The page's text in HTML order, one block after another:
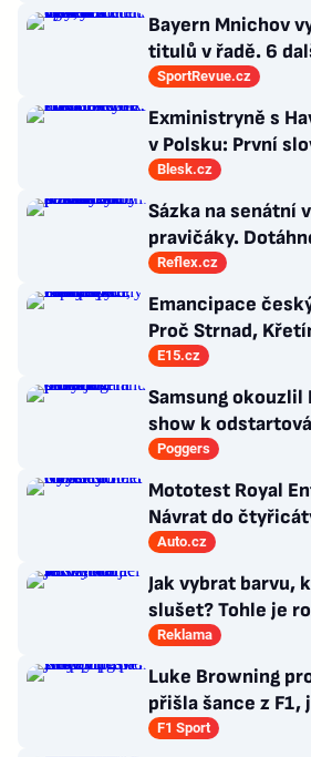
Bayern Mnichov
titulů v řadě. 6
zvládlo také,
SportRevue.cz
Exministryně s
v Polsku: První
Havránkové!
Blesk.cz
Sázka na senátní
pravičáky.
hnutím Naše
politiky?
Reflex.cz
Emancipace
Proč Strnad,
nakupují západní
E15.cz
Samsung okouzlil
show k
nových produktů
Poggers
Mototest Royal
Návrat do
Auto.cz
Jak vybrat barvu,
slušet? Tohle je
Reklama
Luke Browning
přišla šance z F1,
F1 Sport